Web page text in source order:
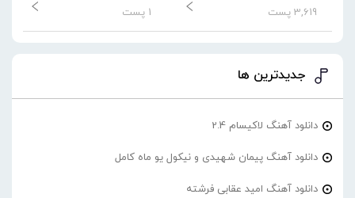
3,619 پست
1 پست
جدیدترین ها
دانلود آهنگ لاکیسام 2.4
دانلود آهنگ پیمان شهیدی و نیکول یو ماه کامل
دانلود آهنگ امید عقابی فرشته